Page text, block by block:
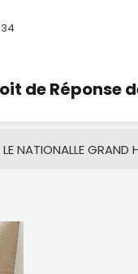
de Réponse
LE NATIONALLE GRAND